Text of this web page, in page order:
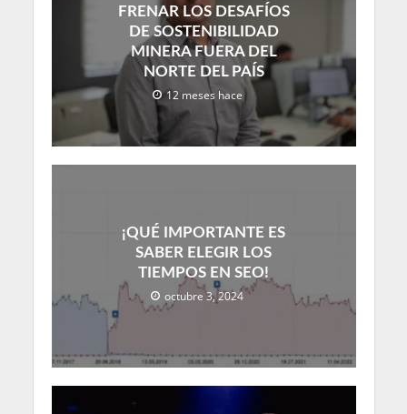
FRENAR LOS DESAFÍOS
DE SOSTENIBILIDAD
MINERA FUERA DEL
NORTE DEL PAÍS
12 meses hace
¡QUÉ IMPORTANTE ES
SABER ELEGIR LOS
TIEMPOS EN SEO!
octubre 3, 2024